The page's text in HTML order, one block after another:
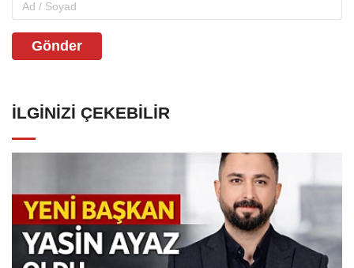
Gönder
İLGINIZI ÇEKEBILIR